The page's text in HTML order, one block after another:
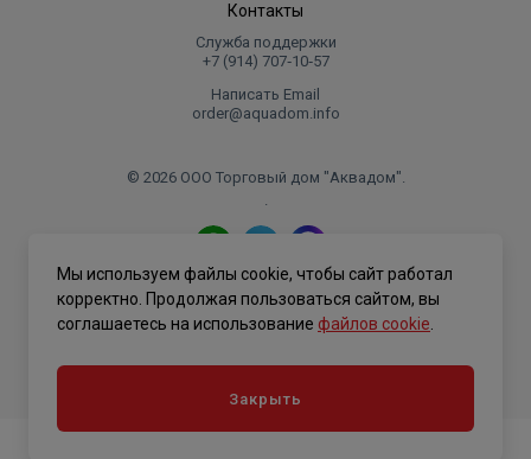
Контакты
Служба поддержки
+7 (914) 707‑10‑57
Написать Email
order@aquadom.info
© 2026 ООО Торговый дом "Аквадом".
.
Политика конфиденциальности
Мы используем файлы cookie, чтобы сайт работал
корректно. Продолжая пользоваться сайтом, вы
соглашаетесь на использование файлов cookie
Закрыть